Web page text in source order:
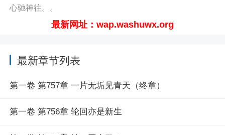
心驰神往。。
最新网址：wap.washuwx.org
最新章节列表
第一卷 第757章 一片无垢见青天（终章）
第一卷 第756章 轮回亦是新生